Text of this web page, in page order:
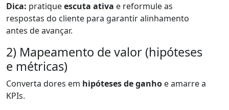
Dica: pratiqueescuta ativa e reformule as
respostas do cliente para garantir alinhamento
antes de avançar.
2) Mapeamento de valor (hipóteses
e métricas)
Converta dores em hipóteses de ganho e amarre a
KPIs.